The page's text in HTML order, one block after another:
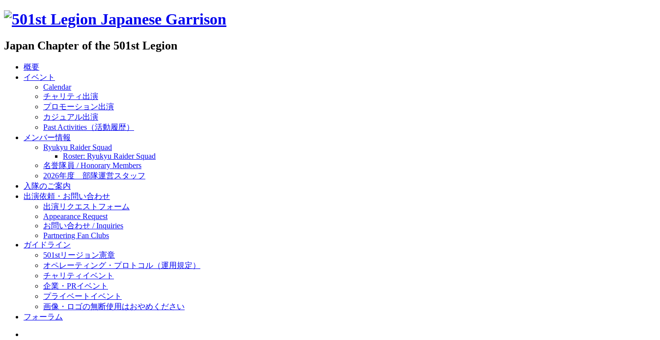
Japan Chapter of the 501st Legion
概要
イベント
Calendar
チャリティ出演
プロモーション出演
カジュアル出演
Past Activities（活動履歴）
メンバー情報
Ryukyu Raider Squad
Roster: Ryukyu Raider Squad
名誉隊員 / Honorary Members
2026年度 部隊運営スタッフ
入隊のご案内
出演依頼・お問い合わせ
出演リクエストフォーム
Appearance Request
お問い合わせ / Inquiries
Partnering Fan Clubs
ガイドライン
501stリージョン憲章
オペレーティング・プロトコル（運用規定）
チャリティイベント
企業・PRイベント
プライベートイベント
画像・ロゴの無断使用はおやめください
フォーラム